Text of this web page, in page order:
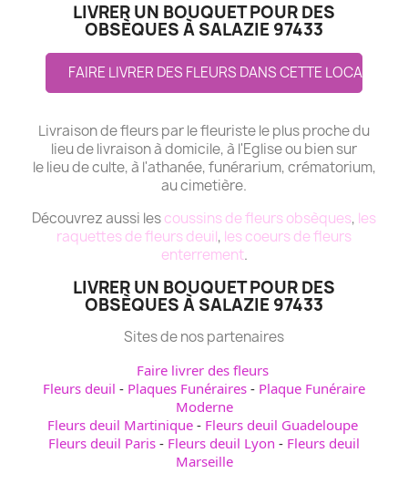
LIVRER UN BOUQUET POUR DES
OBSÈQUES À SALAZIE 97433
FAIRE LIVRER DES FLEURS DANS CETTE LOCALITE
Livraison de fleurs par le fleuriste le plus proche du
lieu de livraison à domicile, à l'Eglise ou bien sur
le lieu de culte, à l'athanée, funérarium, crématorium,
au cimetière.
Découvrez aussi lescoussins de fleurs obsèques, les
raquettes de fleurs deuil, les coeurs de fleurs
enterrement.
LIVRER UN BOUQUET POUR DES
OBSÈQUES À SALAZIE 97433
Sites de nos partenaires
Faire livrer des fleurs
Fleurs deuil - Plaques Funéraires - Plaque Funéraire
Moderne
Fleurs deuil Martinique- Fleurs deuil Guadeloupe
Fleurs deuil Paris - Fleurs deuil Lyon - Fleurs deuil
Marseille